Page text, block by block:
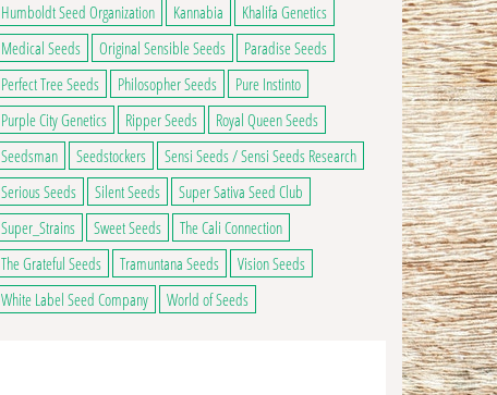
Humboldt Seed Organization
Kannabia
Khalifa Genetics
Medical Seeds
Original Sensible Seeds
Paradise Seeds
Perfect Tree Seeds
Philosopher Seeds
Pure Instinto
Purple City Genetics
Ripper Seeds
Royal Queen Seeds
Seedsman
Seedstockers
Sensi Seeds / Sensi Seeds Research
Serious Seeds
Silent Seeds
Super Sativa Seed Club
Super_Strains
Sweet Seeds
The Cali Connection
The Grateful Seeds
Tramuntana Seeds
Vision Seeds
White Label Seed Company
World of Seeds